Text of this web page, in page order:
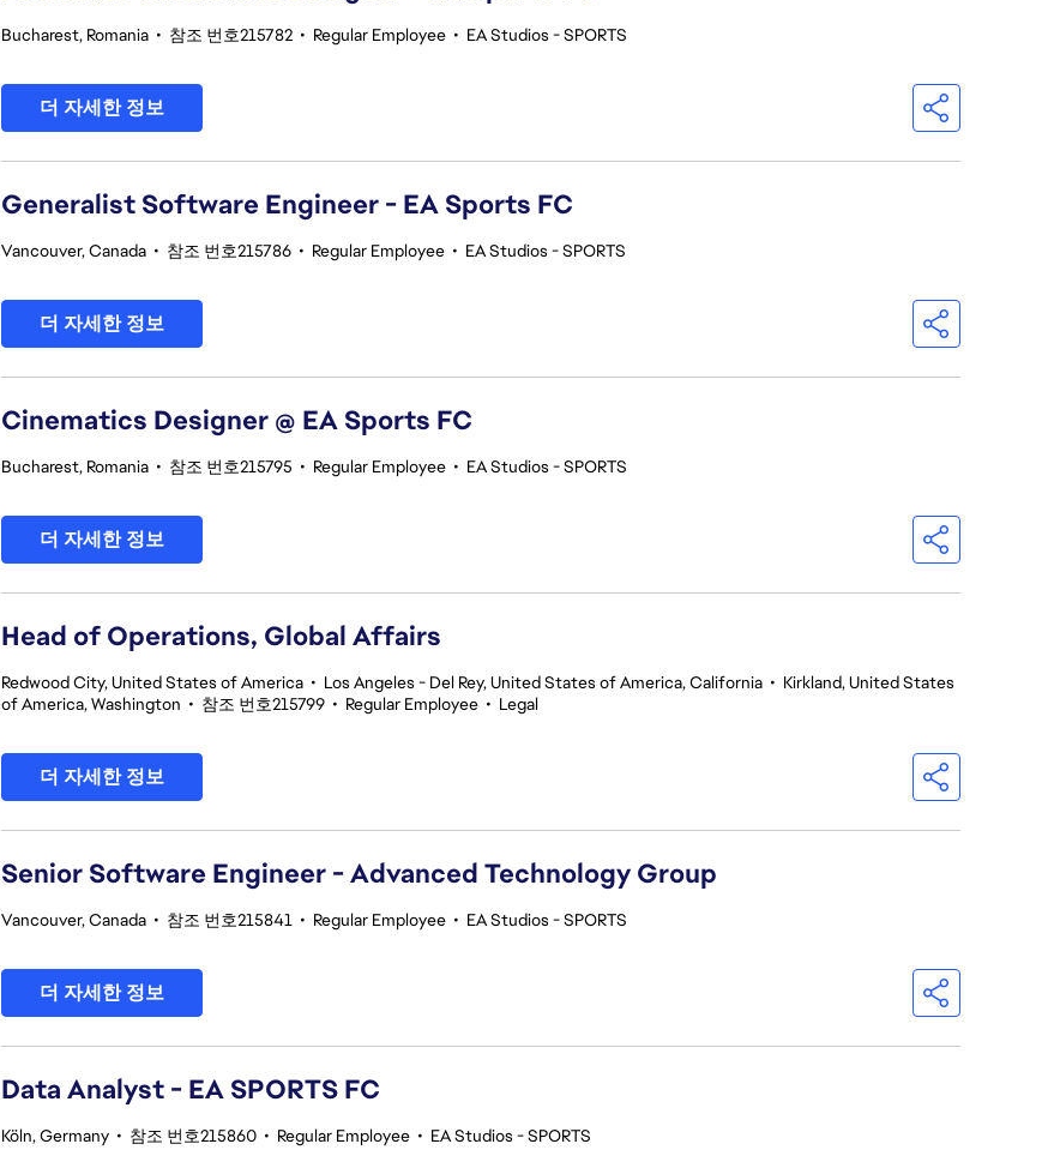
Bucharest, Romania • 참조 번호215782 • Regular Employee • EA Studios - SPORTS
더 자세한 정보
Generalist Software Engineer - EA Sports FC
Vancouver, Canada • 참조 번호215786 • Regular Employee • EA Studios - SPORTS
더 자세한 정보
Cinematics Designer @ EA Sports FC
Bucharest, Romania • 참조 번호215795 • Regular Employee • EA Studios - SPORTS
더 자세한 정보
Head of Operations, Global Affairs
Redwood City, United States of America • Los Angeles - Del Rey, United States of America, California • Kirkland, United States
of America, Washington • 참조 번호215799 • Regular Employee • Legal
더 자세한 정보
Senior Software Engineer - Advanced Technology Group
Vancouver, Canada • 참조 번호215841 • Regular Employee • EA Studios - SPORTS
더 자세한 정보
Data Analyst - EA SPORTS FC
Köln, Germany • 참조 번호215860 • Regular Employee • EA Studios - SPORTS